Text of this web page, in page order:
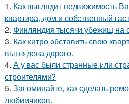
1. Как выглядит недвижимость
квартира, дом и собственный
2. Финляндия тысячи убежищ на
3. Как хитро обставить свою
выглядела дорого.
4. А у вас были странные или
строителями?
5. Запоминайте, как сделать
любимчиков.